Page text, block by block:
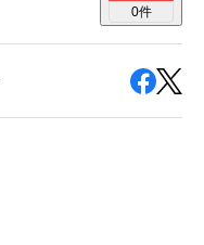
0件